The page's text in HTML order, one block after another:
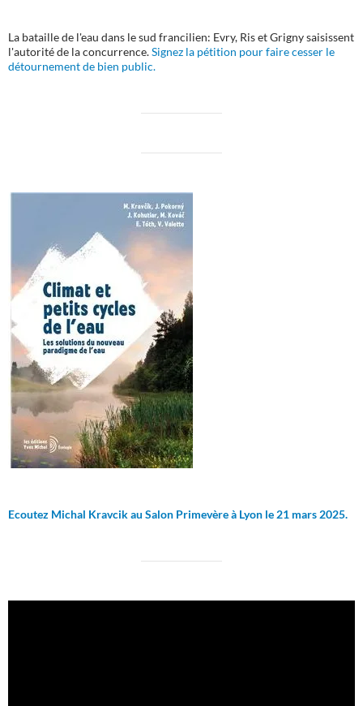
La bataille de l'eau dans le sud francilien: Evry, Ris et Grigny saisissent
l'autorité de la concurrence.Signez la pétition pour faire cesser le
détournement de bien public.
Ecoutez Michal Kravcik au Salon Primevère à Lyon le 21 mars 2025.